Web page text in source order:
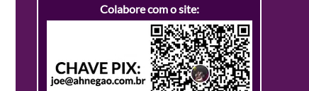
Colabore com o site: